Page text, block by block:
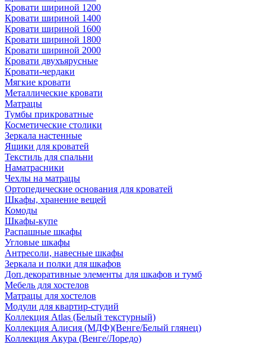
Кровати шириной 1200
Кровати шириной 1400
Кровати шириной 1600
Кровати шириной 1800
Кровати шириной 2000
Кровати двухъярусные
Кровати-чердаки
Мягкие кровати
Металлические кровати
Матрацы
Тумбы прикроватные
Косметические столики
Зеркала настенные
Ящики для кроватей
Текстиль для спальни
Наматрасники
Чехлы на матрацы
Ортопедические основания для кроватей
Шкафы, хранение вещей
Комоды
Шкафы-купе
Распашные шкафы
Угловые шкафы
Антресоли, навесные шкафы
Зеркала и полки для шкафов
Доп.декоративные элементы для шкафов и тумб
Мебель для хостелов
Матрацы для хостелов
Модули для квартир-студий
Коллекция Atlas (Белый текстурный)
Коллекция Алисия (МДФ)(Венге/Белый глянец)
Коллекция Акура (Венге/Лоредо)